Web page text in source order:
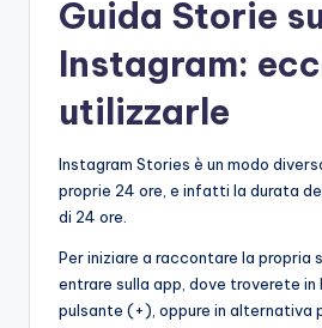
Guida Storie
Instagram:
utilizzarle
Instagram Stories è un modo
proprie 24 ore, e infatti la durata
di 24 ore.
Per iniziare a raccontare la propria
entrare sulla app, dove troverete in
pulsante (+), oppure in alternativa